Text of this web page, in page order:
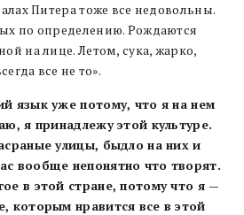
Питера тоже все недовольны.
по определению. Рождаются
на лице. Летом, сука, жарко,
все не то».
язык уже потому, что я на нем
я принадлежу этой культуре.
улицы, быдло на них и
вообще непонятно что творят.
в этой стране, потому что я —
которым нравится все в этой